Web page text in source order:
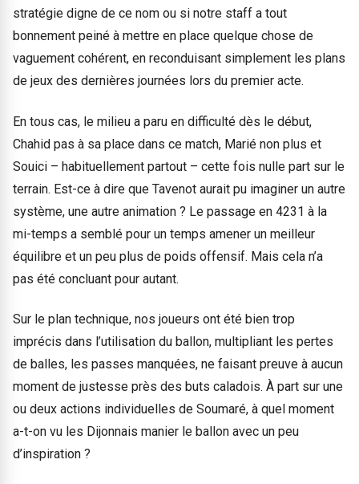
stratégie digne de ce nom ou si notre staff a tout
bonnement peiné à mettre en place quelque chose de
vaguement cohérent, en reconduisant simplement les plans
de jeux des dernières journées lors du premier acte.
En tous cas, le milieu a paru en difficulté dès le début,
Chahid pas à sa place dans ce match, Marié non plus et
Souici – habituellement partout – cette fois nulle part sur le
terrain. Est-ce à dire que Tavenot aurait pu imaginer un autre
système, une autre animation ? Le passage en 4231 à la
mi-temps a semblé pour un temps amener un meilleur
équilibre et un peu plus de poids offensif. Mais cela n’a
pas été concluant pour autant.
Sur le plan technique, nos joueurs ont été bien trop
imprécis dans l’utilisation du ballon, multipliant les pertes
de balles, les passes manquées, ne faisant preuve à aucun
moment de justesse près des buts caladois. À part sur une
ou deux actions individuelles de Soumaré, à quel moment
a-t-on vu les Dijonnais manier le ballon avec un peu
d’inspiration ?